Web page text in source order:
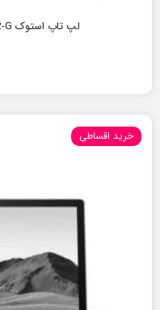
لپ تاپ استوک Microsoft Surface Book 2-G
خرید اقساطی